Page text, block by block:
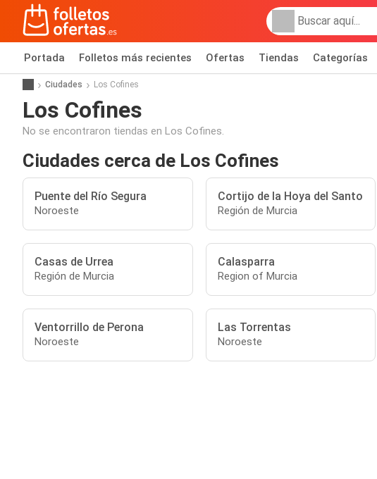
Portada Folletos más recientes Ofertas Tiendas Categorías
Ciudades Los Cofines
Los Cofines
No se encontraron tiendas en Los Cofines.
Ciudades cerca de Los Cofines
Puente del Río Segura
Noroeste
Cortijo de la Hoya del Santo
Región de Murcia
Casas de Urrea
Región de Murcia
Calasparra
Region of Murcia
Ventorrillo de Perona
Noroeste
Las Torrentas
Noroeste